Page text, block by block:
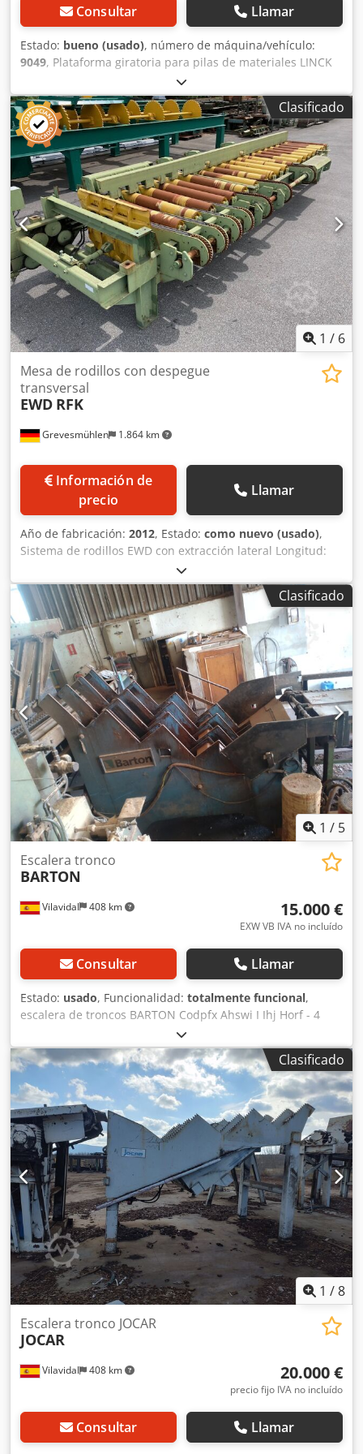
Consultar Llamar
Estado: bueno (usado), número de máquina/vehículo:
9049, Plataforma giratoria para pilas de materiales LINCK
DV 35: - Dos rodillos dentados de avance, accionados
eléctricamente (dos motores independientes). - Rotación
de la pila de materiales, accionada eléctricamente (motor
SEW de 5,5 kW). - Cilindro de gran tamaño para la sujeción
de las pilas de materiales MADER KDI-125-0250-A-PPV-M,
fabricado en 2017. Estructura del dispositivo muy robusta.
Crjdszrxfyspfx Ah Hef
Clasificado
1 / 6
Grevesmühlen 1.864 km
Mesa de rodillos con despegue
transversal
EWD RFK
Información de
precio
Llamar
Año de fabricación: 2012, Estado: como nuevo (usado),
Sistema de rodillos EWD con extracción lateral Longitud:
6500 mm Ancho total: 2000 mm Longitud del revestimiento
del rodillo: 1200 mm Crsdpfxsglugyj Ah Hof
Clasificado
1 / 5
Vilavidal 408 km
Escalera tronco
BARTON
15.000 €
EXW VB IVA no incluído
Consultar Llamar
Estado: usado, Funcionalidad: totalmente funcional,
escalera de troncos BARTON Codpfx Ahswi I Ihj Horf - 4
pasos - ancho: 120 cm - alto: 250 cm
Clasificado
1 /8
Vilavidal 408 km
Escalera tronco JOCAR
JOCAR
20.000 €
precio fijo IVA no incluído
Consultar Llamar